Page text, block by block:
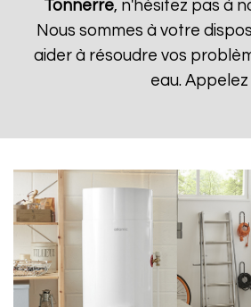
Tonnerre, n'hésitez pas à
Nous sommes à votre
aider à résoudre vos
eau. Appelez